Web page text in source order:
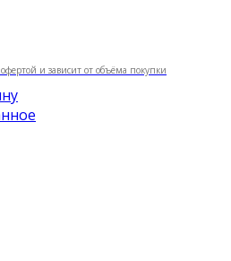
и зависит от объёма покупки